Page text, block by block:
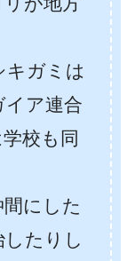
キガミは
イア連合
校も同
にした
たりし